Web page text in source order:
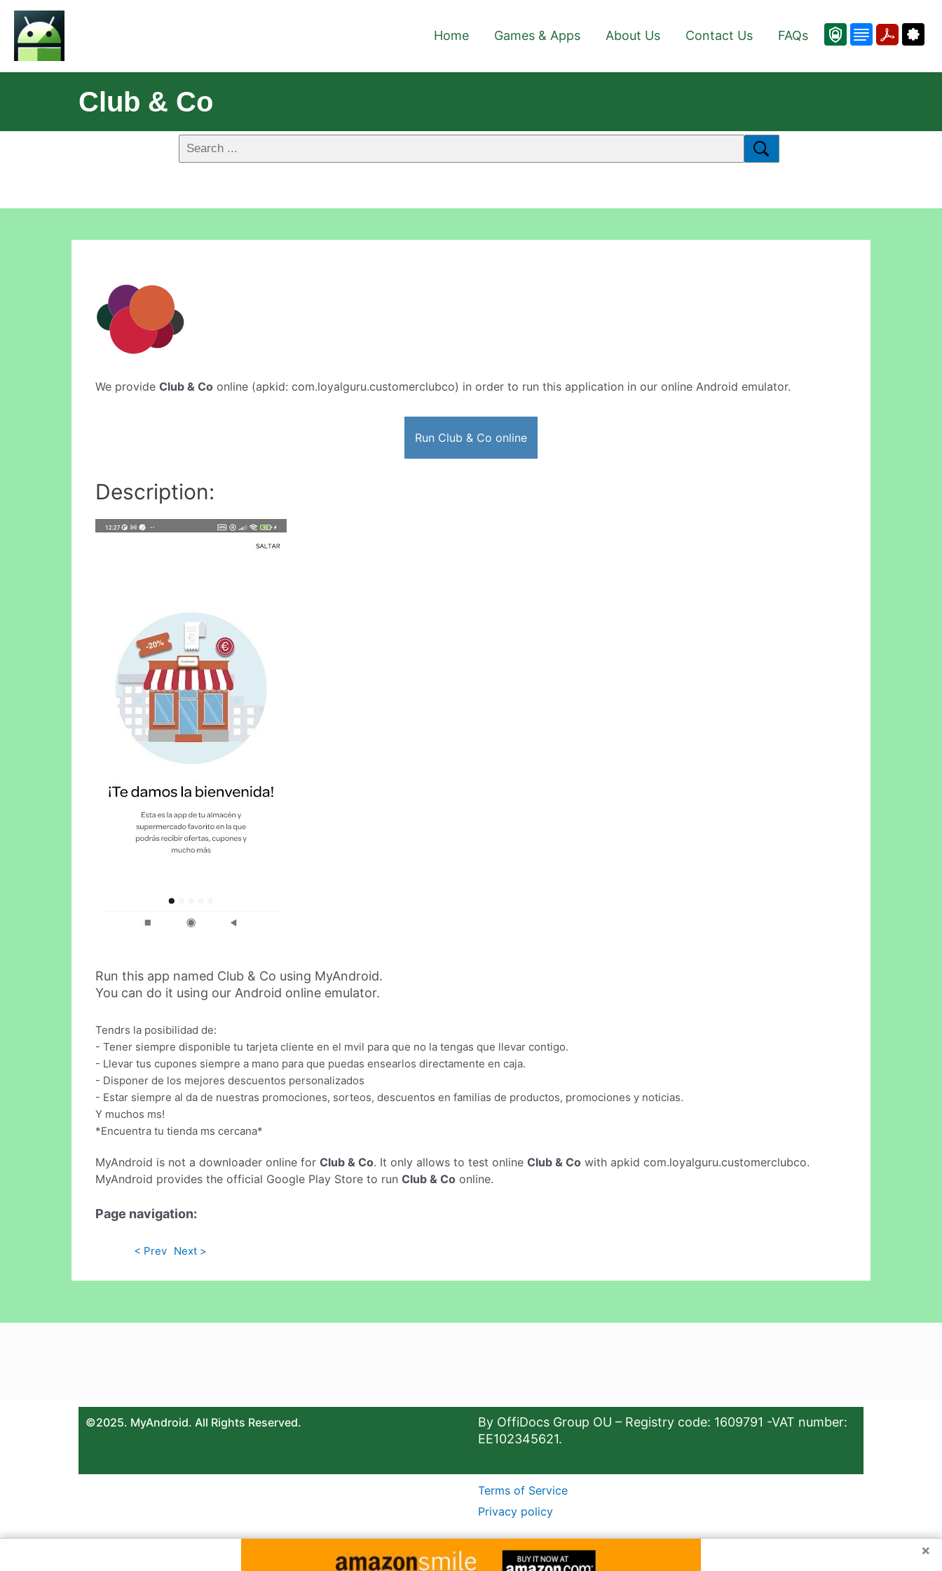
Home Games & Apps About Us Contact Us FAQs
Club & Co
We provide Club & Co online (apkid: com.loyalguru.customerclubco) in order to run this application in our online Android emulator.
Run Club & Co online
Description:
Run this app named Club & Co using MyAndroid.
You can do it using our Android online emulator.
Tendrs la posibilidad de:
- Tener siempre disponible tu tarjeta cliente en el mvil para que no la tengas que llevar contigo.
- Llevar tus cupones siempre a mano para que puedas ensearlos directamente en caja.
- Disponer de los mejores descuentos personalizados
- Estar siempre al da de nuestras promociones, sorteos, descuentos en familias de productos, promociones y noticias.
Y muchos ms!
*Encuentra tu tienda ms cercana*
MyAndroid is not a downloader online for Club & Co. It only allows to test online Club & Co with apkid com.loyalguru.customerclubco.
MyAndroid provides the official Google Play Store to run Club & Co online.
Page navigation:
< Prev Next >
©2025. MyAndroid. All Rights Reserved.
By OffiDocs Group OU – Registry code: 1609791 -VAT number:
EE102345621.
Terms of Service
Privacy policy
×